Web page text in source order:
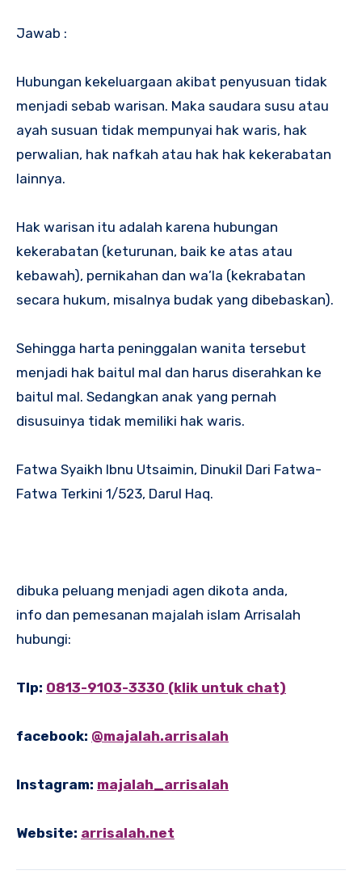
Jawab :
Hubungan kekeluargaan akibat penyusuan tidak
menjadi sebab warisan. Maka saudara susu atau
ayah susuan tidak mempunyai hak waris, hak
perwalian, hak nafkah atau hak hak kekerabatan
lainnya.
Hak warisan itu adalah karena hubungan
kekerabatan (keturunan, baik ke atas atau
kebawah), pernikahan dan wa’la (kekrabatan
secara hukum, misalnya budak yang dibebaskan).
Sehingga harta peninggalan wanita tersebut
menjadi hak baitul mal dan harus diserahkan ke
baitul mal. Sedangkan anak yang pernah
disusuinya tidak memiliki hak waris.
Fatwa Syaikh Ibnu Utsaimin, Dinukil Dari Fatwa-
Fatwa Terkini 1/523, Darul Haq.
dibuka peluang menjadi agen dikota anda,
info dan pemesanan majalah islam Arrisalah
hubungi:
Tlp: 0813-9103-3330 (klik untuk chat)
facebook: @majalah.arrisalah
Instagram: majalah_arrisalah
Website: arrisalah.net